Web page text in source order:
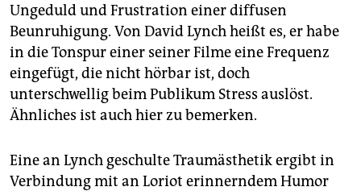
Ungeduld und Frustration einer diffusen
Beunruhigung. Von David Lynch heißt es, er habe
in die Tonspur einer seiner Filme eine Frequenz
eingefügt, die nicht hörbar ist, doch
unterschwellig beim Publikum Stress auslöst.
Ähnliches ist auch hier zu bemerken.
Eine an Lynch geschulte Traumästhetik ergibt in
Verbindung mit an Loriot erinnerndem Humor